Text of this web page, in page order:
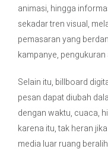
animasi, hingga
sekadar tren visual,
pemasaran yang
kampanye,
Selain itu, billboard
pesan dapat diubah
dengan waktu, cuaca,
karena itu, tak heran
media luar ruang